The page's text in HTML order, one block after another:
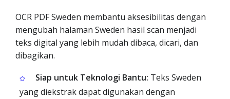
OCR PDF Sweden membantu aksesibilitas dengan
mengubah halaman Sweden hasil scan menjadi
teks digital yang lebih mudah dibaca, dicari, dan
dibagikan.
Siap untuk Teknologi Bantu: Teks Sweden
yang diekstrak dapat digunakan dengan